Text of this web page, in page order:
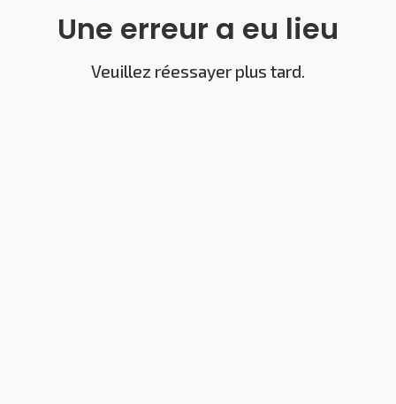
Une erreur a eu lieu
Veuillez réessayer plus tard.